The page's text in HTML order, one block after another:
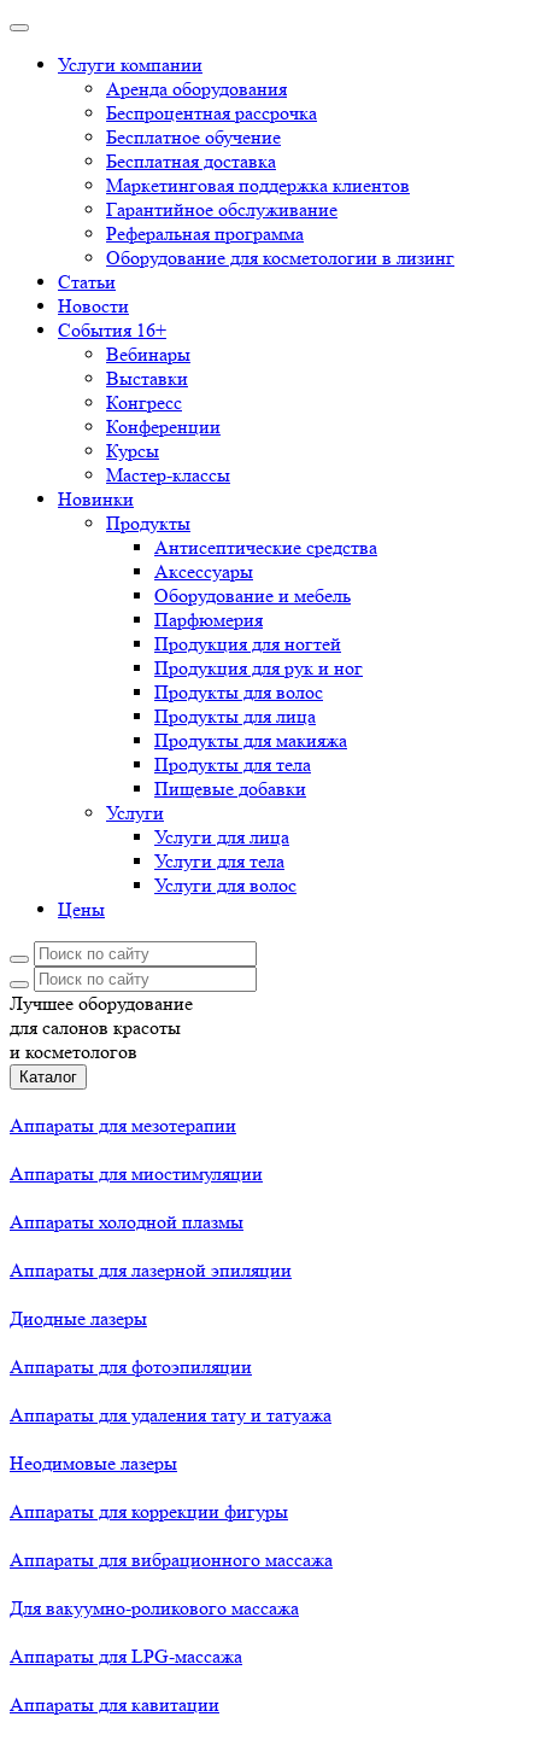
Услуги компании
Аренда оборудования
Беспроцентная рассрочка
Бесплатное обучение
Бесплатная доставка
Маркетинговая поддержка клиентов
Гарантийное обслуживание
Реферальная программа
Оборудование для косметологии в лизинг
Статьи
Новости
События 16+
Вебинары
Выставки
Конгресс
Конференции
Курсы
Мастер-классы
Новинки
Продукты
Антисептические средства
Аксессуары
Оборудование и мебель
Парфюмерия
Продукция для ногтей
Продукция для рук и ног
Продукты для волос
Продукты для лица
Продукты для макияжа
Продукты для тела
Пищевые добавки
Услуги
Услуги для лица
Услуги для тела
Услуги для волос
Цены
Лучшее оборудование
для салонов красоты
и косметологов
Каталог
Аппараты для мезотерапии
Аппараты для миостимуляции
Аппараты холодной плазмы
Аппараты для лазерной эпиляции
Диодные лазеры
Аппараты для фотоэпиляции
Аппараты для удаления тату и татуажа
Неодимовые лазеры
Аппараты для коррекции фигуры
Аппараты для вибрационного массажа
Для вакуумно-роликового массажа
Аппараты для LPG-массажа
Аппараты для кавитации